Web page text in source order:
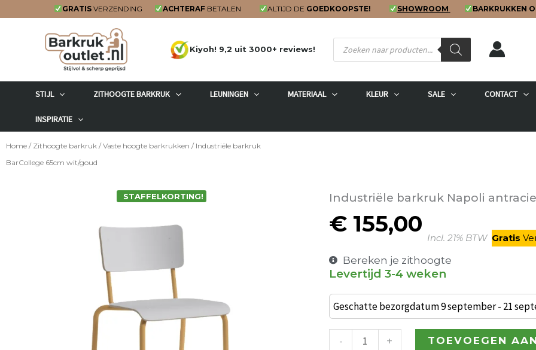
GRATIS VERZENDING ACHTERAF BETALEN ALTIJD DE GOEDKOOPSTE! SHOWROOM BARKRUKKEN
Kiyoh! 9,2 uit 3000+ reviews!
Producten
zoeken
STIJL ZITHOOGTE BARKRUK LEUNINGEN MATERIAAL KLEUR SALE CONTACT
INSPIRATIE
Home / Zithoogte barkruk / Vaste hoogte barkrukken / Industriële barkruk
BarCollege 65cm wit/goud
STAFFELKORTING! Industriële barkruk Napoli
€ 155,00
Incl. 21% BTW Gratis V
Bereken je zithoogte
Levertijd 3-4 weken
Geschatte bezorgdatum 9 september - 21
-
barkruk
BarCollege
+ TOEVOEGEN